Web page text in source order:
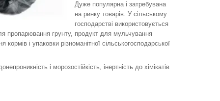
Дуже популярна і затребувана
на ринку товарів. У сільському
господарстві використовується
пропарювання грунту, продукт для мульчування
і упаковки різноманітної сільськогосподарської
і морозостійкість, інертність до хімікатів